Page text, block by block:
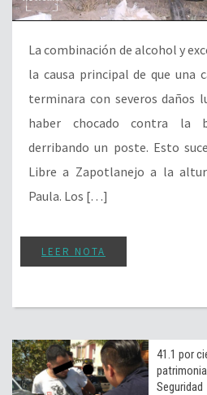
La combinación de alcohol y
la causa principal de que una
terminara con severos daños
haber chocado contra la
derribando un poste. Esto
Libre a Zapotlanejo a la
Paula. Los […]
LEER NOTA
41.1 por
Seguridad